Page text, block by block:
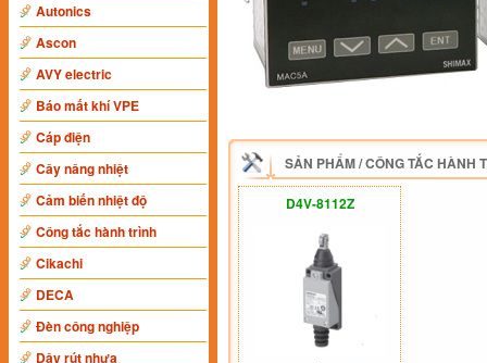
Autonics
Ascon
AVY electric
Báo mất khí VPE
Cáp điện
Cây nâng nhiệt
Cảm biến nhiệt độ
Công tắc hành trình
Cikachi
DECA
Đèn công nghiệp
Dây rút nhựa
SẢN PHẨM/CÔNG TẮC HÀNH
D4V-8112Z